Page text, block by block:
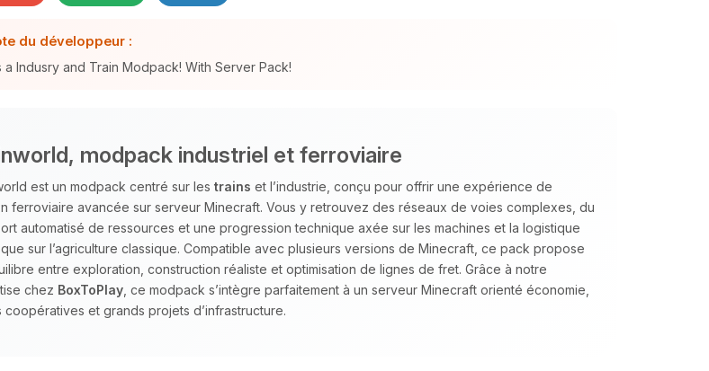
du développeur :
a Indusry and Train Modpack! With Server Pack!
modpack industriel et ferroviaire
est un modpack centré sur les trains et l’industrie, conçu pour offrir une expérience de
ferroviaire avancée sur serveur Minecraft. Vous y retrouvez des réseaux de voies complexes, du
automatisé de ressources et une progression technique axée sur les machines et la logistique
sur l’agriculture classique. Compatible avec plusieurs versions de Minecraft, ce pack propose
entre exploration, construction réaliste et optimisation de lignes de fret. Grâce à notre
chez BoxToPlay , ce modpack s’intègre parfaitement à un serveur Minecraft orienté économie,
coopératives et grands projets d’infrastructure.